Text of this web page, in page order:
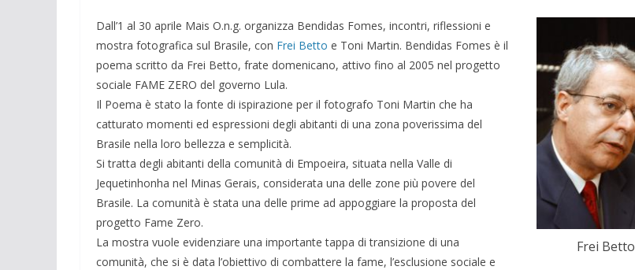
Frei Betto
Dall’1 al 30 aprile Mais O.n.g. organizza Bendidas Fomes, incontri, riflessioni e
mostra fotografica sul Brasile, con Frei Betto e Toni Martin. Bendidas Fomes è il
poema scritto da Frei Betto, frate domenicano, attivo fino al 2005 nel progetto
sociale FAME ZERO del governo Lula.
Il Poema è stato la fonte di ispirazione per il fotografo Toni Martin che ha
catturato momenti ed espressioni degli abitanti di una zona poverissima del
Brasile nella loro bellezza e semplicità.
Si tratta degli abitanti della comunità di Empoeira, situata nella Valle di
Jequetinhonha nel Minas Gerais, considerata una delle zone più povere del
Brasile. La comunità è stata una delle prime ad appoggiare la proposta del
progetto Fame Zero.
La mostra vuole evidenziare una importante tappa di transizione di una
comunità, che si è data l’obiettivo di combattere la fame, l’esclusione sociale e